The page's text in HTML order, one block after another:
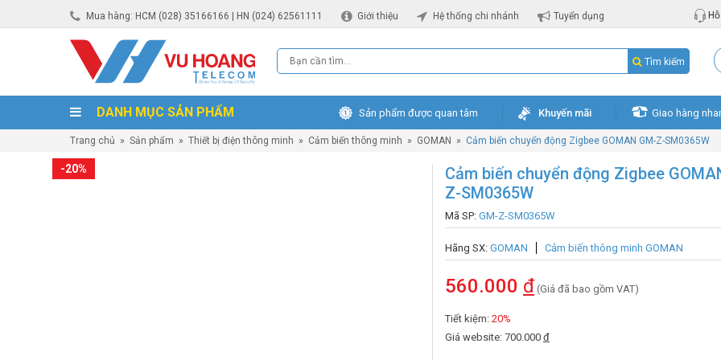
Mua hàng: HCM (028) 35166166 | HN (024) 62561111 Giới thiệu Hệ thống chi nhánh Tuyển dụng Hỗ
Tìm kiếm
DANH MỤC SẢN PHẨM Sản phẩm được quan tâm Khuyến mãi Giao hàng
Trang chủ » Sản phẩm » Thiết bị điện thông minh » Cảm biến thông minh » GOMAN » Cảm biến chuyển động Zigbee GOMAN GM-Z-SM0365W
-20%
Cảm biến chuyển động Zigbee
Z-SM0365W
Mã SP: GM-Z-SM0365W
Hãng SX: GOMAN Cảm biến thông minh GOMAN
560.000 đ (Giá đã bao gồm VAT)
Tiết kiệm: 20%
Giá website: 700.000 đ